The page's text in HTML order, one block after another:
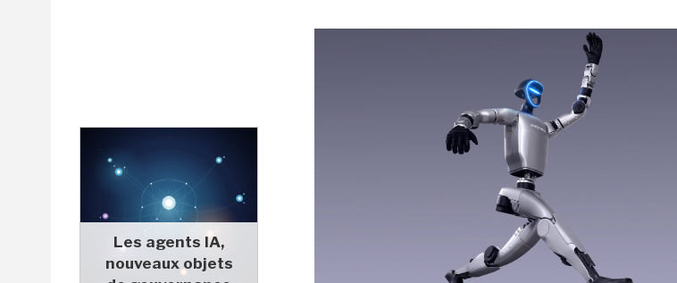
Les agents IA,
nouveaux objets